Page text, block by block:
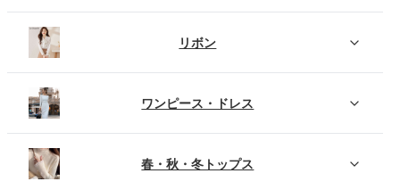
リボン
ワンピース・ドレス
春・秋・冬トップス